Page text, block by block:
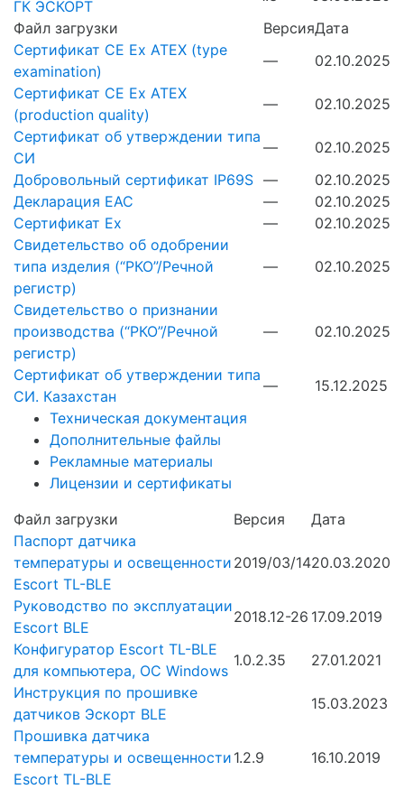
ГК ЭСКОРТ
Файл загрузки
ВерсияДата
Сертификат CE Ex ATEX (type
examination)
—
02.10.2025
Сертификат CE Ex ATEX
(production quality)
—
02.10.2025
Сертификат об утверждении типа
CИ
—
02.10.2025
Добровольный сертификат IP69S —
02.10.2025
Декларация EAC
—
02.10.2025
Сертификат Ex
—
02.10.2025
Свидетельство об одобрении
типа изделия (“РКО”/Речной
регистр)
— 02.10.2025
Свидетельство о признании
производства (“РКО”/Речной
регистр)
— 02.10.2025
Сертификат об утверждении типа
CИ. Казахстан
—
15.12.2025
Техническая документация
Дополнительные файлы
Рекламные материалы
Лицензии и сертификаты
Файл загрузки
Версия
Дата
Паспорт датчика
температуры и освещенности
Escort TL-BLE
2019/03/1420.03.2020
Руководство по эксплуатации
Escort BLE
2018.12-26 17.09.2019
Конфигуратор Escort TL-BLE
для компьютера, ОС Windows
1.0.2.35
27.01.2021
Инструкция по прошивке
датчиков Эскорт BLE
15.03.2023
Прошивка датчика
температуры и освещенности
Escort TL-BLE
1.2.9 16.10.2019